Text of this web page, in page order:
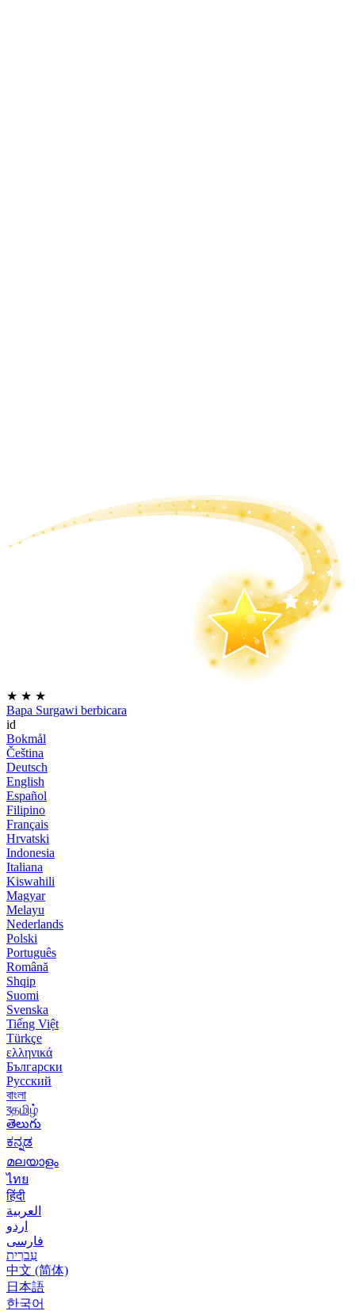
★ ★ ★
Bapa Surgawi berbicara
id
Bokmål
Čeština
Deutsch
English
Español
Filipino
Français
Hrvatski
Indonesia
Italiana
Kiswahili
Magyar
Melayu
Nederlands
Polski
Português
Română
Shqip
Suomi
Svenska
Tiếng Việt
Türkçe
ελληνικά
Български
Русский
বাংলা
বதமிழ்
తెలుగు
ಕನ್ನಡ
മലയാളം
ไทย
हिंदी
العربية
اردو
فارسی
עִברִית
中文 (简体)
日本語
한국어